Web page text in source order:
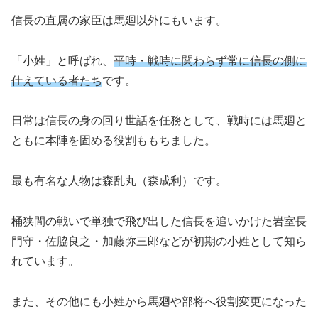
信長の直属の家臣は馬廻以外にもいます。
「小姓」と呼ばれ、 平時・戦時に関わらず常に信長の側に
仕えている者たちです。
日常は信長の身の回り世話を任務として、戦時には馬廻と
ともに本陣を固める役割ももちました。
最も有名な人物は森乱丸（森成利）です。
桶狭間の戦いで単独で飛び出した信長を追いかけた岩室長
門守・佐脇良之・加藤弥三郎などが初期の小姓として知ら
れています。
また、その他にも小姓から馬廻や部将へ役割変更になった